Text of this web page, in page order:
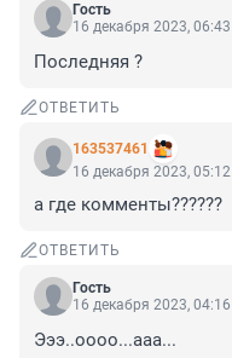
Гость
16 декабря 2023, 06:43
Последняя ?
ОТВЕТИТЬ
163537461
16 декабря 2023, 05:12
а где комменты??????
ОТВЕТИТЬ
Гость
16 декабря 2023, 04:16
Эээ..оооо...ааа...